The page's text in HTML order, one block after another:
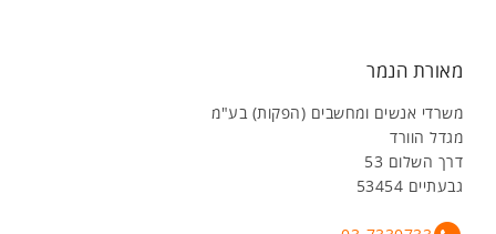
מאורת הנמר
משרדי אנשים ומחשבים (הפקות) בע"מ
מגדל הוורד
דרך השלום 53
גבעתיים 53454